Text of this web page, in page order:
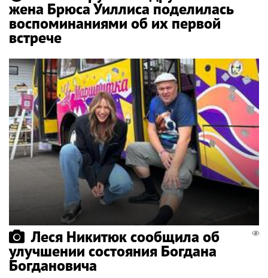
жена Брюса Уиллиса поделилась
воспоминаниями об их первой
встрече
Леся Никитюк сообщила об
улучшении состояния Богдана
Богдановича